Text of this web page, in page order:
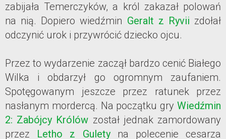
zabijała Temerczyków, a król zakazał polowań
na nią. Dopiero wiedźmin Geralt z Ryvii zdołał
odczynić urok i przywrócić dziecko ojcu.
Przez to wydarzenie zaczął bardzo cenić Białego
Wilka i obdarzył go ogromnym zaufaniem.
Spotęgowanym jeszcze przez ratunek przez
nasłanym mordercą. Na początku gry Wiedźmin
2: Zabójcy Królów został jednak zamordowany
przez Letho z Guletyna polecenie cesarza